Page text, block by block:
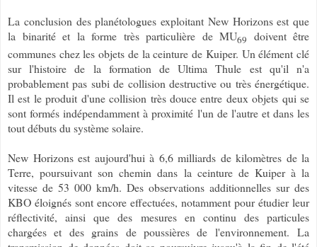
La conclusion des planétologues exploitant New Horizons est que
la binarité et la forme très particulière de MU69
doivent être
communes chez les objets de la ceinture de Kuiper. Un élément clé
sur l'histoire de la formation de Ultima Thule est qu'il n'a
probablement pas subi de collision destructive ou très énergétique.
Il est le produit d'une collision très douce entre deux objets qui se
sont formés indépendamment à proximité l'un de l'autre et dans les
tout débuts du système solaire.
New Horizons est aujourd'hui à 6,6 milliards de kilomètres de la
Terre, poursuivant son chemin dans la ceinture de Kuiper à la
vitesse de 53 000 km/h. Des observations additionnelles sur des
KBO éloignés sont encore effectuées, notamment pour étudier leur
réflectivité, ainsi que des mesures en continu des particules
chargées et des grains de poussières de l'environnement. La